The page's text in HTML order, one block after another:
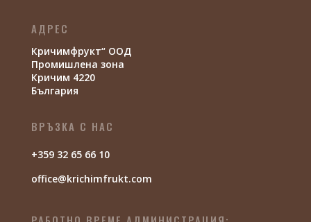
АДРЕС
Кричимфрукт“ ООД
Промишлена зона
Кричим 4220
България
ВРЪЗКА С НАС
+359 32 65 66 10
office@krichimfrukt.com